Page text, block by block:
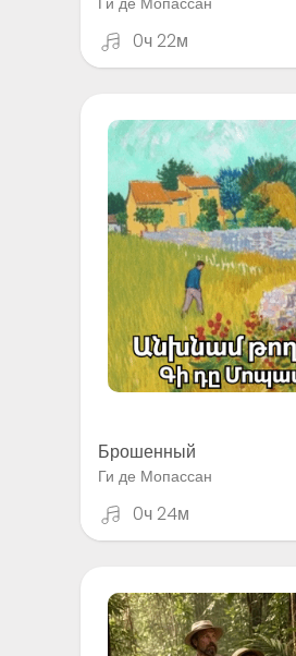
0ч 22м
Брошенный
Ги де Мопассан
0ч 24м